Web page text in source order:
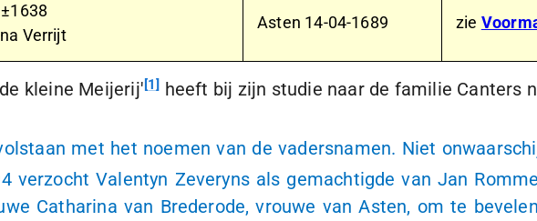
Verrijt
Asten 14-04-1689 zie
kleine Meijerij' 1 heeft bij zijn studie naar de familie Canters
met het noemen van de vadersnamen. Niet
verzocht Valentyn Zeveryns als gemachtigde van Jan
Catharina van Brederode, vrouwe van Asten, om te